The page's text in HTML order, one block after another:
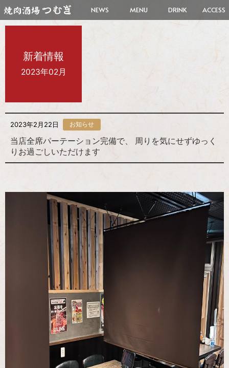
新着情報
2023年02月
2023年2月22日 お知らせ
当店全席パーテーション完備で、 周りを気にせずゆっく
りお過ごしいただけます
NEWS MENU DRINK ACCESS